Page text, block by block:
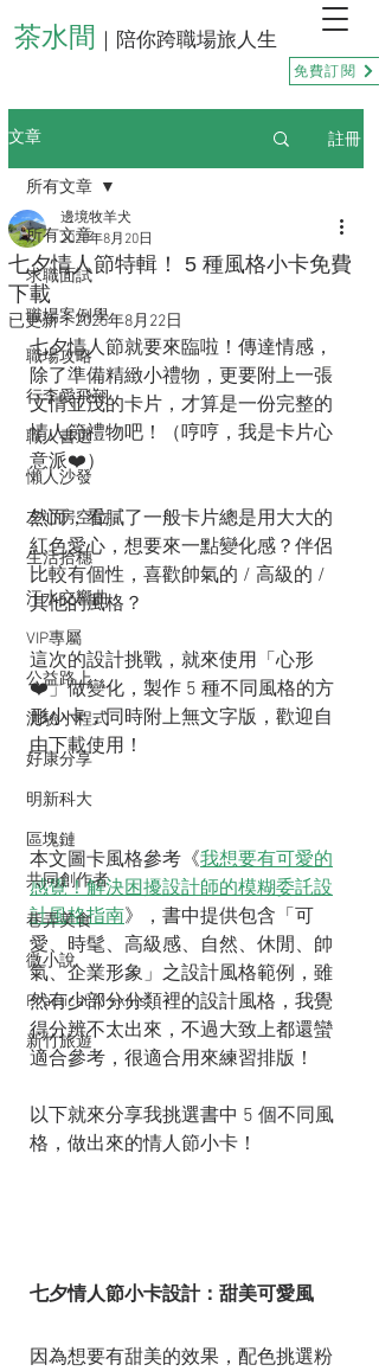
茶水間 ｜陪你跨職場旅人生
免費訂閱
文章 註冊
所有文章
求職面試
職場案例學
職場攻略
行李愛飛翔
職人書選
懶人沙發
左心房空位
生活拾穗
汗水交響曲
VIP專屬
公益路上
測驗小程式
好康分享
明新科大
區塊鏈
共同創作者
巷弄美食
微小說
Practical AI skills
新竹旅遊
所有文章
七夕情人節特輯！ 5 種風格小卡免費
下載
邊境牧羊犬
2025年8月20日
已更新：2025年8月22日
七夕情人節就要來臨啦！傳達情感，
除了準備精緻小禮物，更要附上一張
文情並茂的卡片，才算是一份完整的
情人節禮物吧！（哼哼，我是卡片心
意派❤️）
然而，看膩了一般卡片總是用大大的
紅色愛心，想要來一點變化感？伴侶
比較有個性，喜歡帥氣的 / 高級的 /
其他的風格？
這次的設計挑戰，就來使用「心形
❤️」做變化，製作 5 種不同風格的方
形小卡，同時附上無文字版，歡迎自
由下載使用！
本文圖卡風格參考《我想要有可愛的
感覺！解決困擾設計師的模糊委託設
計風格指南》，書中提供包含「可
愛、時髦、高級感、自然、休閒、帥
氣、企業形象」之設計風格範例，雖
然有少部分分類裡的設計風格，我覺
得分辨不太出來，不過大致上都還蠻
適合參考，很適合用來練習排版！
以下就來分享我挑選書中 5 個不同風
格，做出來的情人節小卡！
七夕情人節小卡設計：甜美可愛風
因為想要有甜美的效果，配色挑選粉